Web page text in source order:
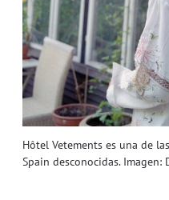
Hôtel Vetements es una de
Spain desconocidas. Imagen: